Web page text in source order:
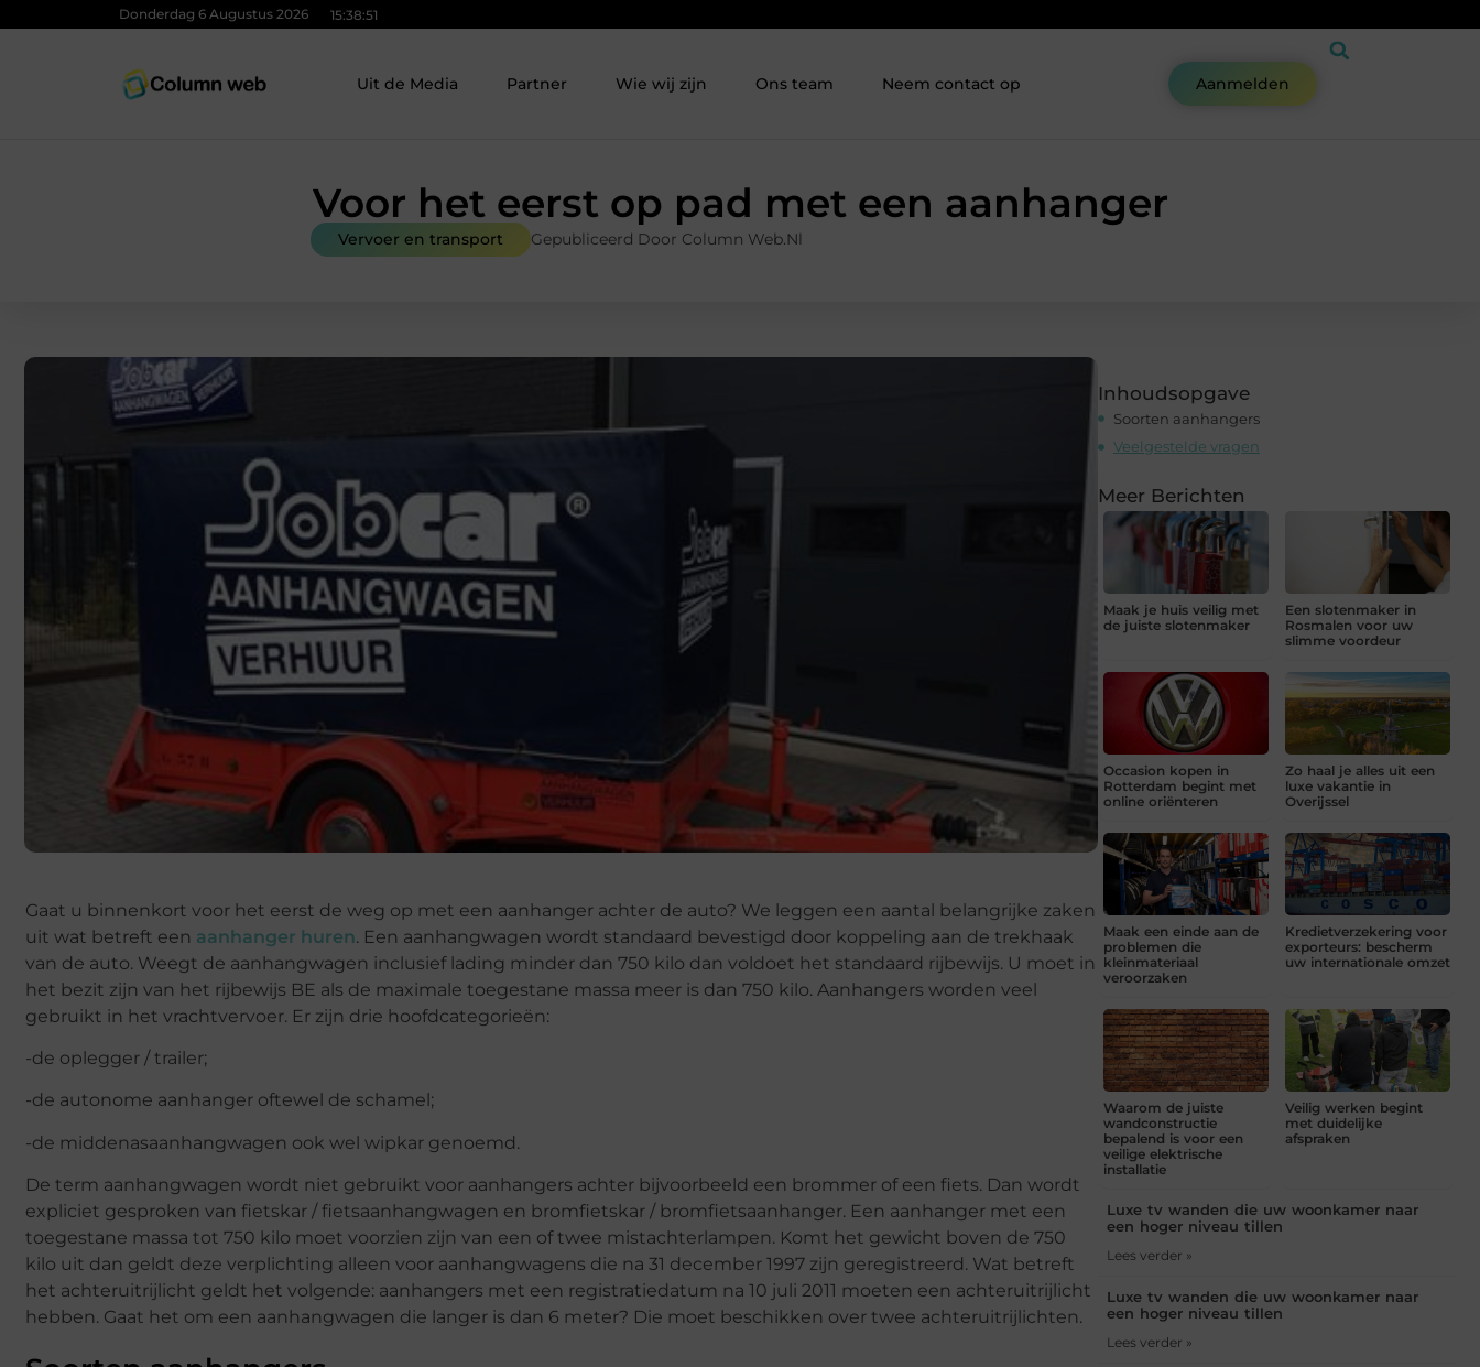
Donderdag 6 Augustus 2026 15:38:52
Uit de Media Partner Wie wij zijn Ons team Neem contact op Aanmelden
Voor het eerst op pad met een aanhanger
Vervoer en transport Gepubliceerd Door Column Web.nl
Gaat u binnenkort voor het eerst de weg op met een aanhanger achter de auto? We leggen een aantal belangrijke zaken
uit wat betreft een aanhanger huren. Een aanhangwagen wordt standaard bevestigd door koppeling aan de trekhaak
van de auto. Weegt de aanhangwagen inclusief lading minder dan 750 kilo dan voldoet het standaard rijbewijs. U moet in
het bezit zijn van het rijbewijs BE als de maximale toegestane massa meer is dan 750 kilo. Aanhangers worden veel
gebruikt in het vrachtvervoer. Er zijn drie hoofdcategorieën:
-de oplegger / trailer;
-de autonome aanhanger oftewel de schamel;
-de middenasaanhangwagen ook wel wipkar genoemd.
De term aanhangwagen wordt niet gebruikt voor aanhangers achter bijvoorbeeld een brommer of een fiets. Dan wordt
expliciet gesproken van fietskar / fietsaanhangwagen en bromfietskar / bromfietsaanhanger. Een aanhanger met een
toegestane massa tot 750 kilo moet voorzien zijn van een of twee mistachterlampen. Komt het gewicht boven de 750
kilo uit dan geldt deze verplichting alleen voor aanhangwagens die na 31 december 1997 zijn geregistreerd. Wat betreft
het achteruitrijlicht geldt het volgende: aanhangers met een registratiedatum na 10 juli 2011 moeten een achteruitrijlicht
hebben. Gaat het om een aanhangwagen die langer is dan 6 meter? Die moet beschikken over twee achteruitrijlichten.
Inhoudsopgave
Soorten aanhangers
Veelgestelde vragen
Meer Berichten
Maak je huis veilig met
de juiste slotenmaker
Een slotenmaker in
Rosmalen voor uw
slimme voordeur
Occasion kopen in
Rotterdam begint met
online oriënteren
Zo haal je alles uit een
luxe vakantie in
Overijssel
Maak een einde aan de
problemen die
kleinmateriaal
veroorzaken
Kredietverzekering voor
exporteurs: bescherm
uw internationale omzet
Waarom de juiste
wandconstructie
bepalend is voor een
veilige elektrische
installatie
Veilig werken begint
met duidelijke
afspraken
Luxe tv wanden die uw woonkamer naar
een hoger niveau tillen
Lees verder »
Luxe tv wanden die uw woonkamer naar
een hoger niveau tillen
Lees verder »